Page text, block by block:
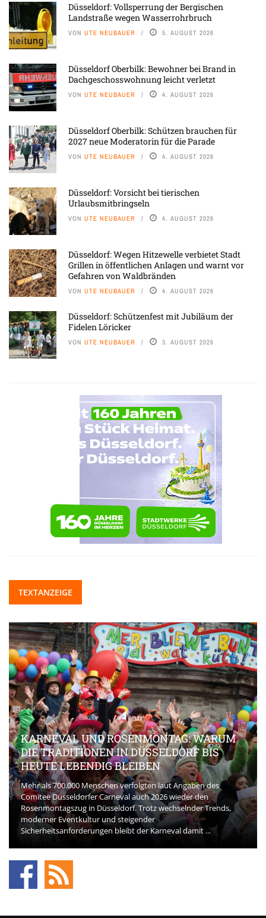
Düsseldorf: Vollsperrung der Bergischen
Landstraße wegen Wasserrohrbruch
VON UTE NEUBAUER 5. AUGUST 2026
Düsseldorf Oberbilk: Bewohner bei Brand in
Dachgeschosswohnung leicht verletzt
VON UTE NEUBAUER 4. AUGUST 2026
Düsseldorf Oberbilk: Schützen brauchen für
2027 neue Moderatorin für die Parade
VON UTE NEUBAUER 4. AUGUST 2026
Düsseldorf: Vorsicht bei tierischen
Urlaubsmitbringseln
VON UTE NEUBAUER 4. AUGUST 2026
Düsseldorf: Wegen Hitzewelle verbietet Stadt
Grillen in öffentlichen Anlagen und warnt vor
Gefahren von Waldbränden
VON UTE NEUBAUER 4. AUGUST 2026
Düsseldorf: Schützenfest mit Jubiläum der
Fidelen Löricker
VON UTE NEUBAUER 3. AUGUST 2026
TEXTANZEIGE
KARNEVAL UND ROSENMONTAG: WARUM
DIE TRADITIONEN IN DÜSSELDORF BIS
HEUTE LEBENDIG BLEIBEN
Mehr als 700.000 Menschen verfolgten laut Angaben des
Comitee Düsseldorfer Carneval auch 2026 wieder den
Rosenmontagszug in Düsseldorf. Trotz wechselnder Trends,
moderner Eventkultur und steigender
Sicherheitsanforderungen bleibt der Karneval damit ...